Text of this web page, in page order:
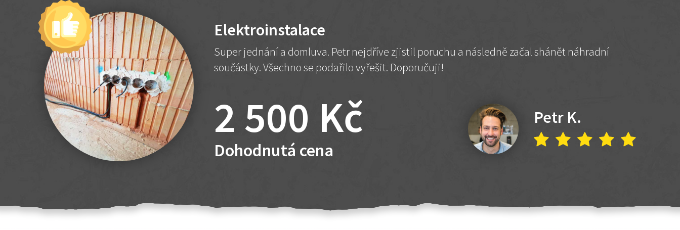
Elektroinstalace
Super jednání a domluva. Petr nejdříve zjistil poruchu a následně začal shánět náhradní
součástky. Všechno se podařilo vyřešit. Doporučuji!
2 500 Kč
Dohodnutá cena
Petr K.